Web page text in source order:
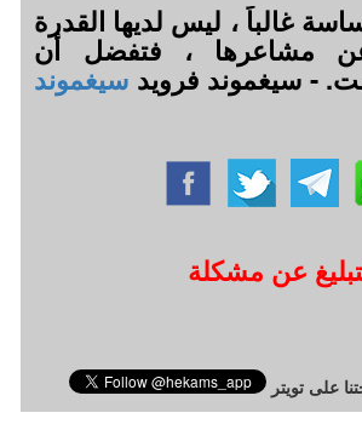
غالباً ، ليس لديها القدرة
عن مشاعرها ، فتفضل أن
- سيغموند فرويد سيغموند
عن مشكلة
على تويتر